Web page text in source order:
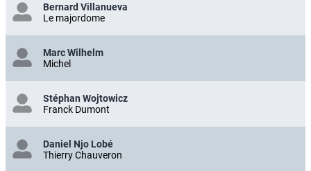
Bernard Villanueva
Le majordome
Marc Wilhelm
Michel
Stéphan Wojtowicz
Franck Dumont
Daniel Njo Lobé
Thierry Chauveron